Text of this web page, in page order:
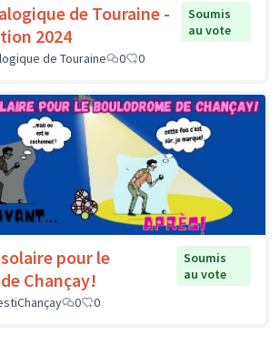
de Touraine -
2024
Soumis
au vote
de Touraine
0 0
pour le
Chançay!
Soumis
au vote
0 0